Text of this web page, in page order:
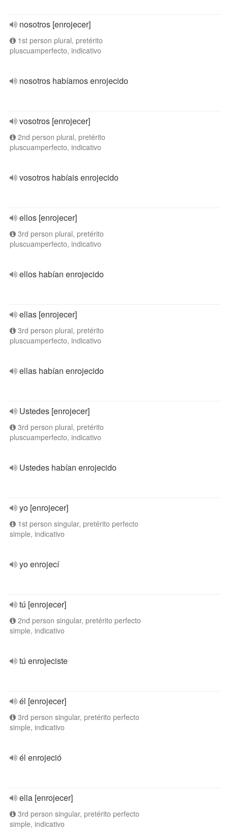
nosotros [enrojecer]
1st person plural, pretérito
pluscuamperfecto, indicativo
nosotros habíamos enrojecido
vosotros [enrojecer]
2nd person plural, pretérito
pluscuamperfecto, indicativo
vosotros habíais enrojecido
ellos [enrojecer]
3rd person plural, pretérito
pluscuamperfecto, indicativo
ellos habían enrojecido
ellas [enrojecer]
3rd person plural, pretérito
pluscuamperfecto, indicativo
ellas habían enrojecido
Ustedes [enrojecer]
3rd person plural, pretérito
pluscuamperfecto, indicativo
Ustedes habían enrojecido
yo [enrojecer]
1st person singular, pretérito perfecto
simple, indicativo
yo enrojecí
tú [enrojecer]
2nd person singular, pretérito perfecto
simple, indicativo
tú enrojeciste
él [enrojecer]
3rd person singular, pretérito perfecto
simple, indicativo
él enrojeció
ella [enrojecer]
3rd person singular, pretérito perfecto
simple, indicativo